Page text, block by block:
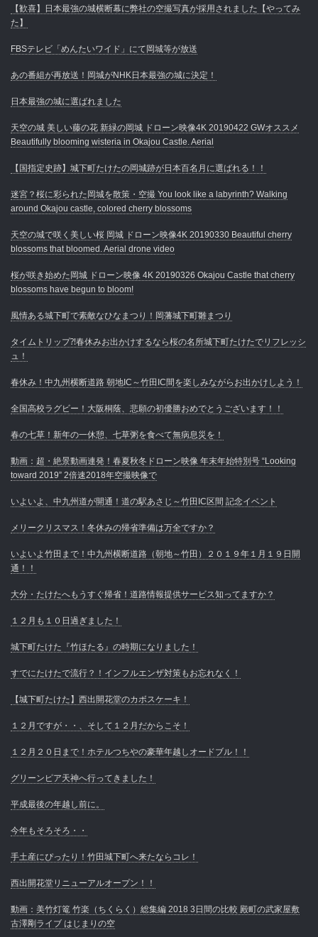
【歓喜】日本最強の城横断幕に弊社の空撮写真が採用されました【やってみ
た】
FBSテレビ「めんたいワイド」にて岡城等が放送
あの番組が再放送！岡城がNHK日本最強の城に決定！
日本最強の城に選ばれました
天空の城 美しい藤の花 新緑の岡城 ドローン映像4K 20190422 GWオススメ
Beautifully blooming wisteria in Okajou Castle. Aerial
【国指定史跡】城下町たけたの岡城跡が日本百名月に選ばれる！！
迷宮？桜に彩られた岡城を散策・空撮 You look like a labyrinth? Walking
around Okajou castle, colored cherry blossoms
天空の城で咲く美しい桜 岡城 ドローン映像4K 20190330 Beautiful cherry
blossoms that bloomed. Aerial drone video
桜が咲き始めた岡城 ドローン映像 4K 20190326 Okajou Castle that cherry
blossoms have begun to bloom!
風情ある城下町で素敵なひなまつり！岡藩城下町雛まつり
タイムトリップ⁈春休みお出かけするなら桜の名所城下町たけたでリフレッシ
ュ！
春休み！中九州横断道路 朝地IC～竹田IC間を楽しみながらお出かけしよう！
全国高校ラグビー！大阪桐蔭、悲願の初優勝おめでとうございます！！
春の七草！新年の一休憩、七草粥を食べて無病息災を！
動画：超・絶景動画連発！春夏秋冬ドローン映像 年末年始特別号 “Looking
toward 2019” 2倍速2018年空撮映像で
いよいよ、中九州道が開通！道の駅あさじ～竹田IC区間 記念イベント
メリークリスマス！冬休みの帰省準備は万全ですか？
いよいよ竹田まで！中九州横断道路（朝地～竹田）２０１９年１月１９日開
通！！
大分・たけたへもうすぐ帰省！道路情報提供サービス知ってますか？
１２月も１０日過ぎました！
城下町たけた『竹ほたる』の時期になりました！
すでにたけたで流行？！インフルエンザ対策もお忘れなく！
【城下町たけた】西出開花堂のカボスケーキ！
１２月ですが・・、そして１２月だからこそ！
１２月２０日まで！ホテルつちやの豪華年越しオードブル！！
グリーンピア天神へ行ってきました！
平成最後の年越し前に。
今年もそろそろ・・
手土産にぴったり！竹田城下町へ来たならコレ！
西出開花堂リニューアルオープン！！
動画：美竹灯篭 竹楽（ちくらく）総集編 2018 3日間の比較 殿町の武家屋敷
古澤剛ライブ はじまりの空